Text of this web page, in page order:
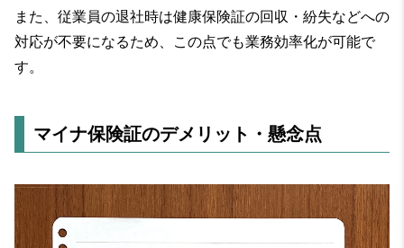
また、従業員の退社時は健康保険証の回収・紛失などへの
対応が不要になるため、この点でも業務効率化が可能で
す。
マイナ保険証のデメリット・懸念点